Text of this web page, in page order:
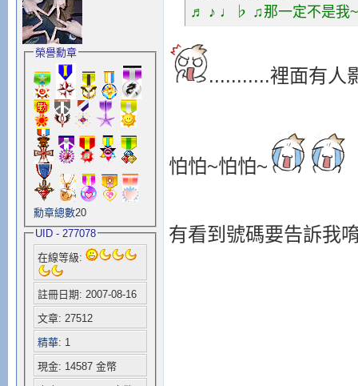
榮譽勳章
勳章總數20
UID - 277078
在線等級:
註冊日期: 2007-08-16
文章: 27512
精華: 1
現金: 14587 金幣
♬ ♪ ♩♭ ♫那一定不是
...........裡面有人
怕怕~怕怕~
有看到號碼要告訴我